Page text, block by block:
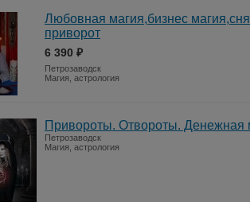
Любовная магия,бизнес
приворот
6 390 ₽
Петрозаводск
Магия, астрология
Привороты. Отвороты. Денежная
Петрозаводск
Магия, астрология